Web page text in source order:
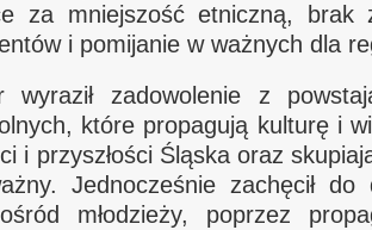
za mniejszość etniczną, brak
i pomijanie w ważnych dla
wyraził zadowolenie z
które propagują kulturę i
i przyszłości Śląska oraz
Jednocześnie zachęcił do
młodzieży, poprzez